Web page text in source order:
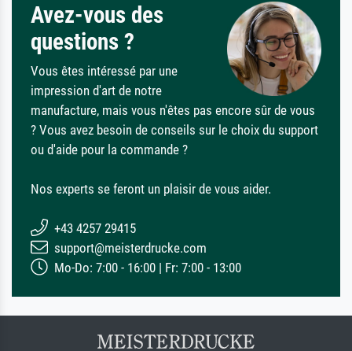
Avez-vous des
questions ?
Vous êtes intéressé par une
impression d'art de notre
manufacture, mais vous n'êtes pas encore sûr de vous
? Vous avez besoin de conseils sur le choix du support
ou d'aide pour la commande ?
Nos experts se feront un plaisir de vous aider.
+43 4257 29415
support@meisterdrucke.com
Mo-Do: 7:00 - 16:00 | Fr: 7:00 - 13:00